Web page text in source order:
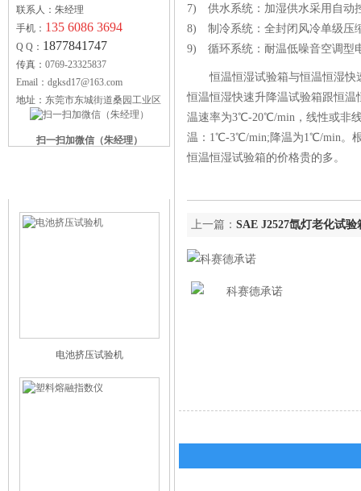
联系人：朱经理
手机： 135 6086 3694
Q Q： 1877841747
传真： 0769-23325837
Email：dgksd17@163.com
地址： 东莞市东城街道桑园工业区
扫一扫加微信（朱经理）
电池挤压试验机
7) 供水系统：加湿供水采用自动
8) 制冷系统：全封闭风冷单级压
9) 循环系统：耐温低噪音空调型
恒温恒湿试验箱与恒温恒湿快
恒温恒湿快速升降温试验箱跟恒温
温速率为3℃-20℃/min，线性或非
温：1℃-3℃/min;降温为1℃/min。
恒温恒湿试验箱的价格贵的多。
上一篇： SAE J2527氙灯老化试